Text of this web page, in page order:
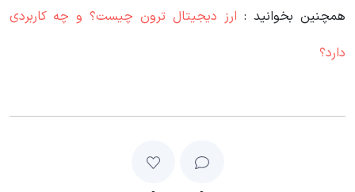
همچنین بخوانید : ارز دیجیتال ترون چیست؟ و چه کاربردی
دارد؟